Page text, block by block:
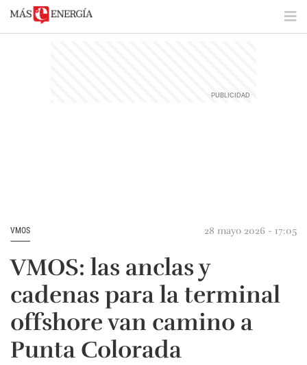
VMOS 28 mayo 2026 - 17:05
VMOS: las anclas y
cadenas para la terminal
offshore van camino a
Punta Colorada